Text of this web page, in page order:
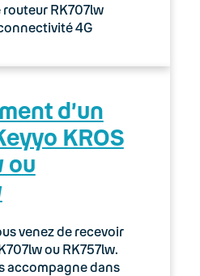
RK707lw
4G
d’un
KROS
ou
venez de recevoir
ou RK757lw.
accompagne dans